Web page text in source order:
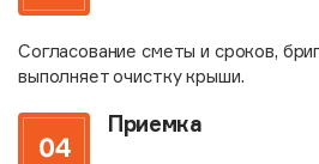
Согласование сметы и сроков,
выполняет очистку крыши.
Приемка